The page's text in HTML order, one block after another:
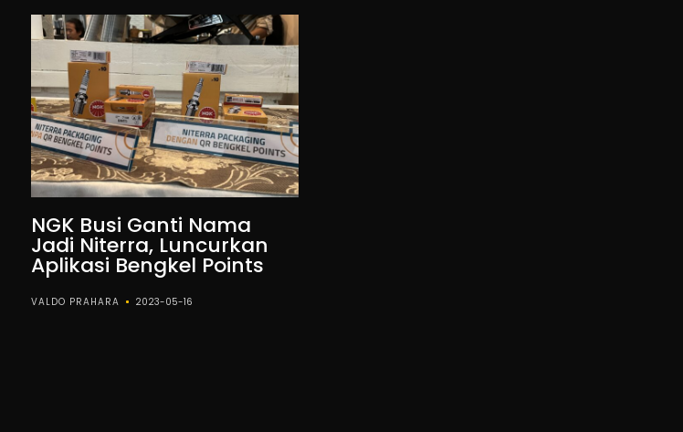
NGK Busi Ganti Nama
Jadi Niterra, Luncurkan
Aplikasi Bengkel Points
VALDO PRAHARA 2023-05-16